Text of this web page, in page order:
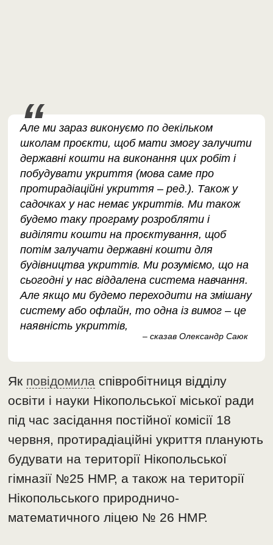
Але ми зараз виконуємо по декільком
школам проєкти, щоб мати змогу залучити
державні кошти на виконання цих робіт і
побудувати укриття (мова саме про
протирадіаційні укриття – ред.). Також у
садочках у нас немає укриттів. Ми також
будемо таку програму розробляти і
виділяти кошти на проєктування, щоб
потім залучати державні кошти для
будівництва укриттів. Ми розуміємо, що на
сьогодні у нас віддалена система навчання.
Але якщо ми будемо переходити на змішану
систему або офлайн, то одна із вимог – це
наявність укриттів,
– сказав Олександр Саюк
Як повідомила співробітниця відділу
освіти і науки Нікопольської міської ради
під час засідання постійної комісії 18
червня, протирадіаційні укриття планують
будувати на території Нікопольської
гімназії №25 НМР, а також на території
Нікопольського природничо-
математичного ліцею № 26 НМР.